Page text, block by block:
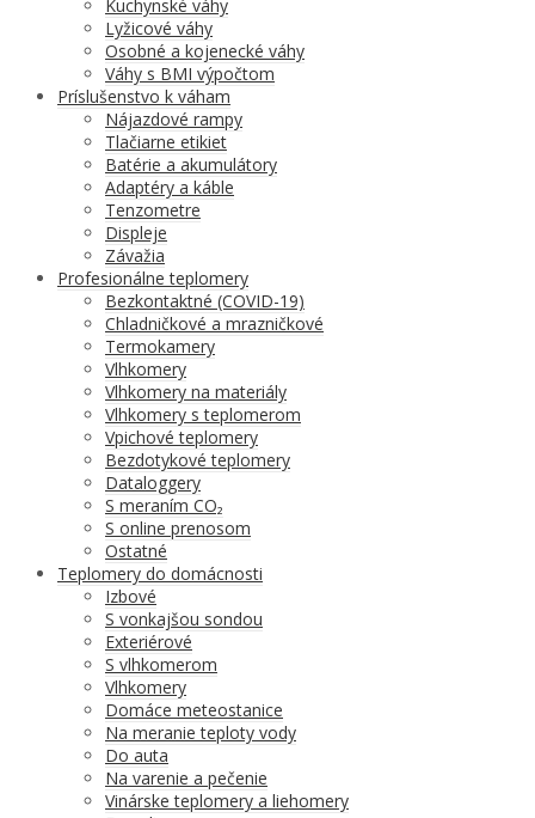
Kuchynské váhy
Lyžicové váhy
Osobné a kojenecké váhy
Váhy s BMI výpočtom
Príslušenstvo k váham
Nájazdové rampy
Tlačiarne etikiet
Batérie a akumulátory
Adaptéry a káble
Tenzometre
Displeje
Závažia
Profesionálne teplomery
Bezkontaktné (COVID-19)
Chladničkové a mrazničkové
Termokamery
Vlhkomery
Vlhkomery na materiály
Vlhkomery s teplomerom
Vpichové teplomery
Bezdotykové teplomery
Dataloggery
S meraním CO₂
S online prenosom
Ostatné
Teplomery do domácnosti
Izbové
S vonkajšou sondou
Exteriérové
S vlhkomerom
Vlhkomery
Domáce meteostanice
Na meranie teploty vody
Do auta
Na varenie a pečenie
Vinárske teplomery a liehomery